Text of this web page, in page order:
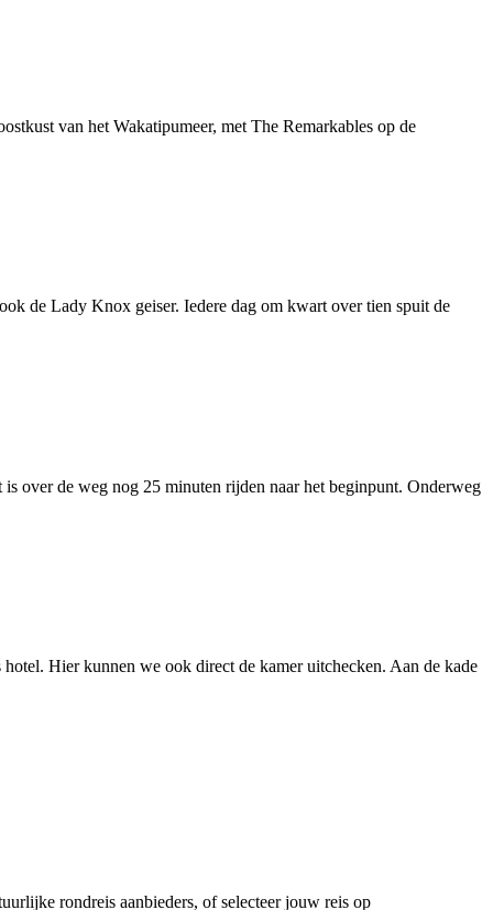
van het Wakatipumeer, met The Remarkables op de
de Lady Knox geiser. Iedere dag om kwart over tien spuit de
over de weg nog 25 minuten rijden naar het beginpunt. Onderweg
Hier kunnen we ook direct de kamer uitchecken. Aan de kade
rondreis aanbieders, of selecteer jouw reis op